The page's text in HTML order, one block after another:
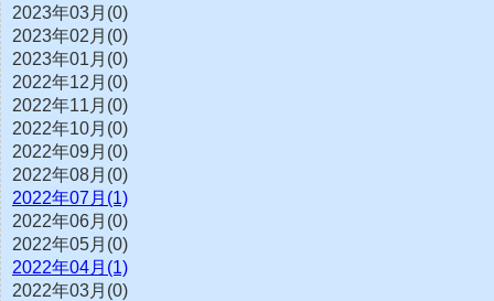
2023年03月(0)
2023年02月(0)
2023年01月(0)
2022年12月(0)
2022年11月(0)
2022年10月(0)
2022年09月(0)
2022年08月(0)
2022年07月(1)
2022年06月(0)
2022年05月(0)
2022年04月(1)
2022年03月(0)